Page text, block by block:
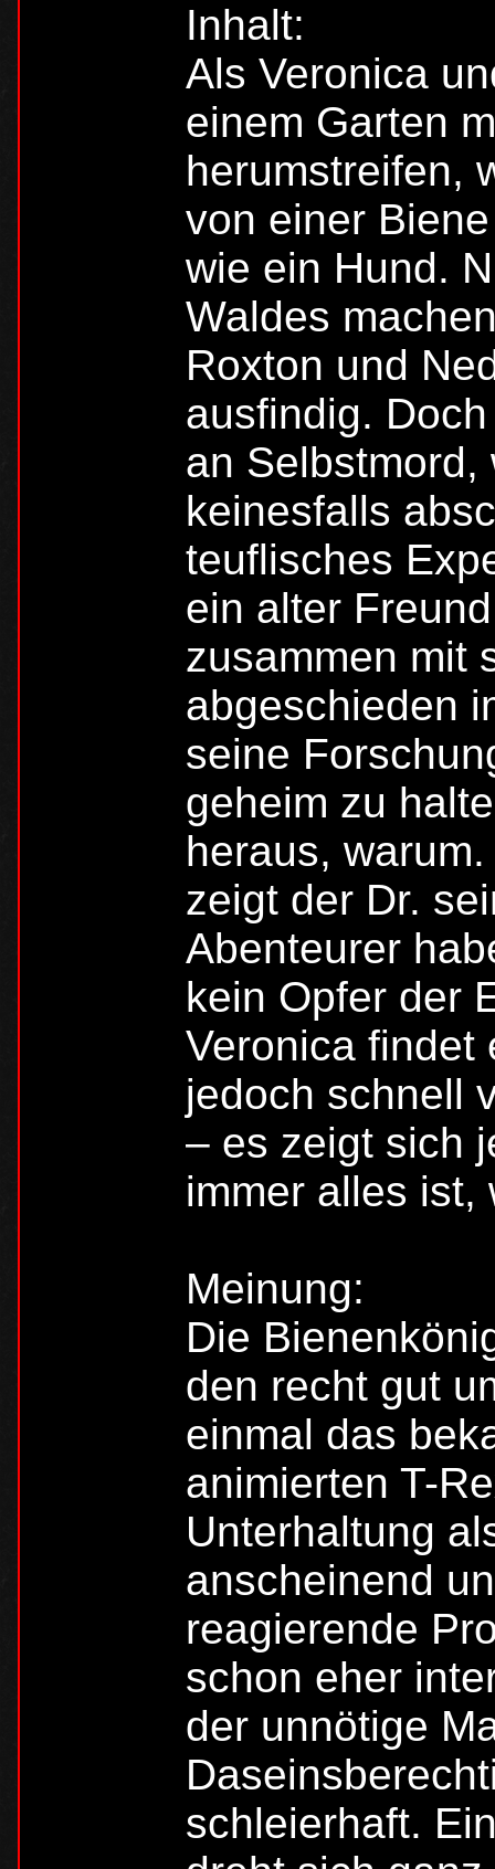
Inhalt:
Als Veronica
einem Garten
herumstreifen,
von einer
wie ein Hund.
Waldes
Roxton und
ausfindig.
an
keinesfalls
teuflisches
ein alter
zusammen mit
abgeschieden
seine
geheim zu
heraus,
zeigt der Dr.
Abenteurer
kein Opfer der
Veronica findet
jedoch schnell
– es zeigt sich
immer alles ist,
Meinung:
Die
den recht gut
einmal das
animierten T-
Unterhaltung
anscheinend
reagierende
schon eher
der unnötige
schleierhaft.